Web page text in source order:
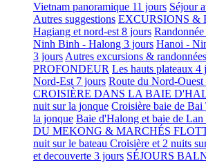
Vietnam panoramique 11 jours Séjour
Autres suggestions EXCURSIONS &
Hagiang et nord-est 8 jours
Ninh Binh - Halong 3 jours Hanoi -
3 jours Autres excursions & randonnées
PROFONDEUR Les hauts plateaux 4
Nord-Est 7 jours Route du Nord-Ouest
CROISIÈRE DANS LA BAIE
nuit sur la jonque Croisière baie de
la jonque Baie d'Halong et baie de
DU MEKONG & MARCHÉS
nuit sur le bateau Croisière et 2 nuits
et decouverte 3 jours SÉJOURS